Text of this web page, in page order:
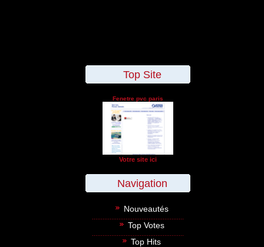
Top Site
Fenetre pvc paris
Votre site ici
Navigation
Nouveautés
Top Votes
Top Hits